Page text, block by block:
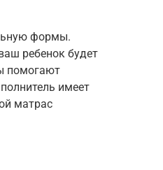
формы.
ребенок будет
помогают
имеет
матрас